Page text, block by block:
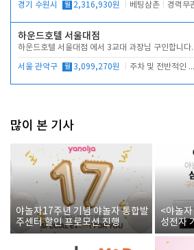
경기 수원시 월 2,316,930원 베팅삼촌 경력무
하운드호텔 서울대점
하운드호텔 서울대점 에서 3교대 과장님 구인합니다.
서울 관악구 월 3,099,270원 주차 및 전반적인 당번업무
많이 본 기사
야놀자17주년 기념 야놀자 통합발
주센터 할인 프로모션 진행
<야놀
성전자